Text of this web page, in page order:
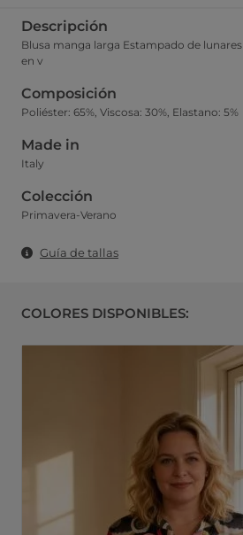
Descripción
Blusa manga larga Estampado de
en v
Composición
Poliéster: 65%, Viscosa: 30%, Elastano: 5%
Made in
Italy
Colección
Primavera-Verano
Guía de tallas
COLORES DISPONIBLES: